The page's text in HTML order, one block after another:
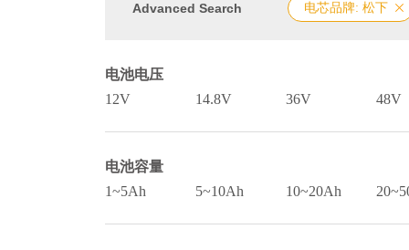
Advanced Search 电芯品牌: 松下
电池电压
12V
14.8V 36V 48V
电池容量
1~5Ah
5~10Ah 10~20Ah